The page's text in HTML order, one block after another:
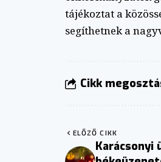
tájékoztat a
segíthetnek a
Cikk
ELŐZŐ CIKK
Karácsonyi